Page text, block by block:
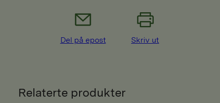
Del på epost Skriv ut
Relaterte produkter